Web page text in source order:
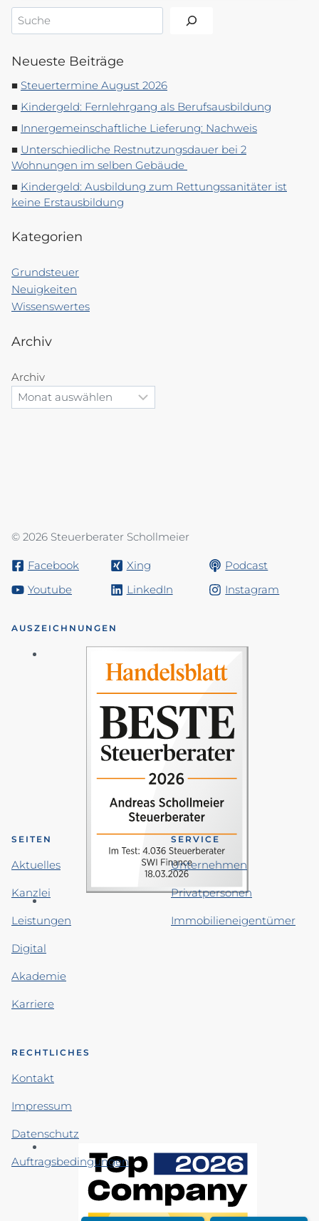
KANZLEI
MIT
HOHER
KOMPETENZ
Suchen
Neueste Beiträge
Steuertermine August 2026
Kindergeld: Fernlehrgang als Berufsausbildung
Innergemeinschaftliche Lieferung: Nachweis
Unterschiedliche Restnutzungsdauer bei 2
Wohnungen im selben Gebäude
Kindergeld: Ausbildung zum Rettungssanitäter ist
keine Erstausbildung
Kategorien
Grundsteuer
Neuigkeiten
Wissenswertes
Archiv
Archiv
© 2026 Steuerberater Schollmeier
Facebook Xing
Podcast
Youtube
LinkedIn Instagram
AUSZEICHNUNGEN
SEITEN
Aktuelles
Kanzlei
Leistungen
Digital
Akademie
Karriere
SERVICE
Unternehmen
Privatpersonen
Immobilieneigentümer
RECHTLICHES
Kontakt
Impressum
Datenschutz
Auftragsbedingungen